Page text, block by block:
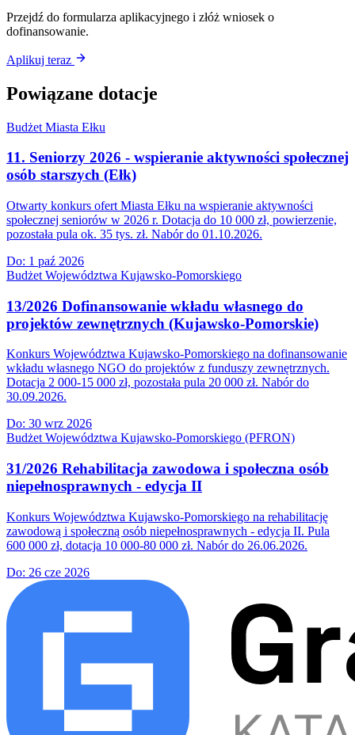
Przejdź do formularza aplikacyjnego i złóż wniosek o
dofinansowanie.
Aplikuj teraz
Powiązane dotacje
Budżet Miasta Ełku
11. Seniorzy 2026 - wspieranie aktywności społecznej
osób starszych (Ełk)
Otwarty konkurs ofert Miasta Ełku na wspieranie aktywności
społecznej seniorów w 2026 r. Dotacja do 10 000 zł, powierzenie,
pozostała pula ok. 35 tys. zł. Nabór do 01.10.2026.
Do: 1 paź 2026
Budżet Województwa Kujawsko-Pomorskiego
13/2026 Dofinansowanie wkładu własnego do
projektów zewnętrznych (Kujawsko-Pomorskie)
Konkurs Województwa Kujawsko-Pomorskiego na dofinansowanie
wkładu własnego NGO do projektów z funduszy zewnętrznych.
Dotacja 2 000-15 000 zł, pozostała pula 20 000 zł. Nabór do
30.09.2026.
Do: 30 wrz 2026
Budżet Województwa Kujawsko-Pomorskiego (PFRON)
31/2026 Rehabilitacja zawodowa i społeczna osób
niepełnosprawnych - edycja II
Konkurs Województwa Kujawsko-Pomorskiego na rehabilitację
zawodową i społeczną osób niepełnosprawnych - edycja II. Pula
600 000 zł, dotacja 10 000-80 000 zł. Nabór do 26.06.2026.
Do: 26 cze 2026